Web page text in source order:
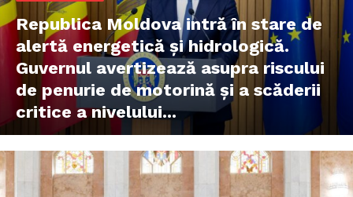
Republica Moldova intră în stare de
alertă energetică și hidrologică.
Guvernul avertizează asupra riscului
de penurie de motorină și a scăderii
critice a nivelului...